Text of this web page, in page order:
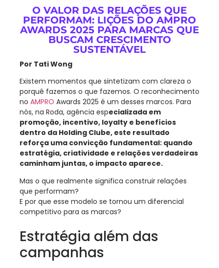
O VALOR DAS RELAÇÕES QUE
PERFORMAM: LIÇÕES DO AMPRO
AWARDS 2025 PARA MARCAS QUE
BUSCAM CRESCIMENTO
SUSTENTÁVEL
Por Tati Wong
Existem momentos que sintetizam com clareza o
porquê fazemos o que fazemos. O reconhecimento
no AMPRO Awards 2025 é um desses marcos. Para
nós, na Roda, agência especializada em
promoção, incentivo, loyalty e benefícios
dentro da Holding Clube, este resultado
reforça uma convicção fundamental: quando
estratégia, criatividade e relações verdadeiras
caminham juntas, o impacto aparece.
Mas o que realmente significa construir relações
que performam?
E por que esse modelo se tornou um diferencial
competitivo para as marcas?
Estratégia além das
campanhas